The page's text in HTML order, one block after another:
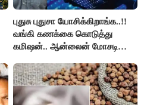
புதுசு புதுசா யோசிக்கிறாங்க..!!
வங்கி கணக்கை கொடுத்து
கமிஷன்.. ஆன்லைன் மோசடி
கைது..!!